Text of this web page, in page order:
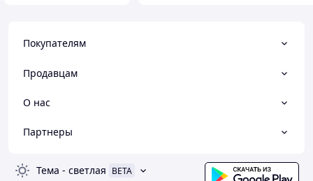
Покупателям
Продавцам
О нас
Партнеры
Тема - светлая BETA